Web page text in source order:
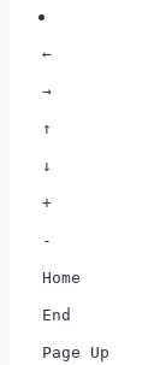
←
→
↑
↓
+
-
Home
End
Page Up